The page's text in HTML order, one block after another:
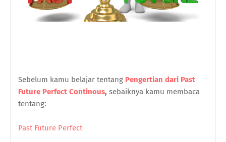
Sebelum kamu belajar tentang Pengertian dari Past
Future Perfect Continous, sebaiknya kamu membaca
tentang:
Past Future Perfect